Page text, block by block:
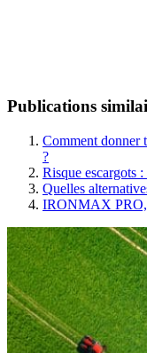
Publications
Comment donner
?
Risque escargots
Quelles
IRONMAX PRO,